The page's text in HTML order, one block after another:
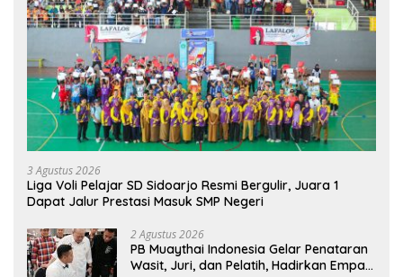
3 Agustus 2026
Liga Voli Pelajar SD Sidoarjo Resmi Bergulir, Juara 1
Dapat Jalur Prestasi Masuk SMP Negeri
2 Agustus 2026
PB Muaythai Indonesia Gelar Penataran
Wasit, Juri, dan Pelatih, Hadirkan Empat